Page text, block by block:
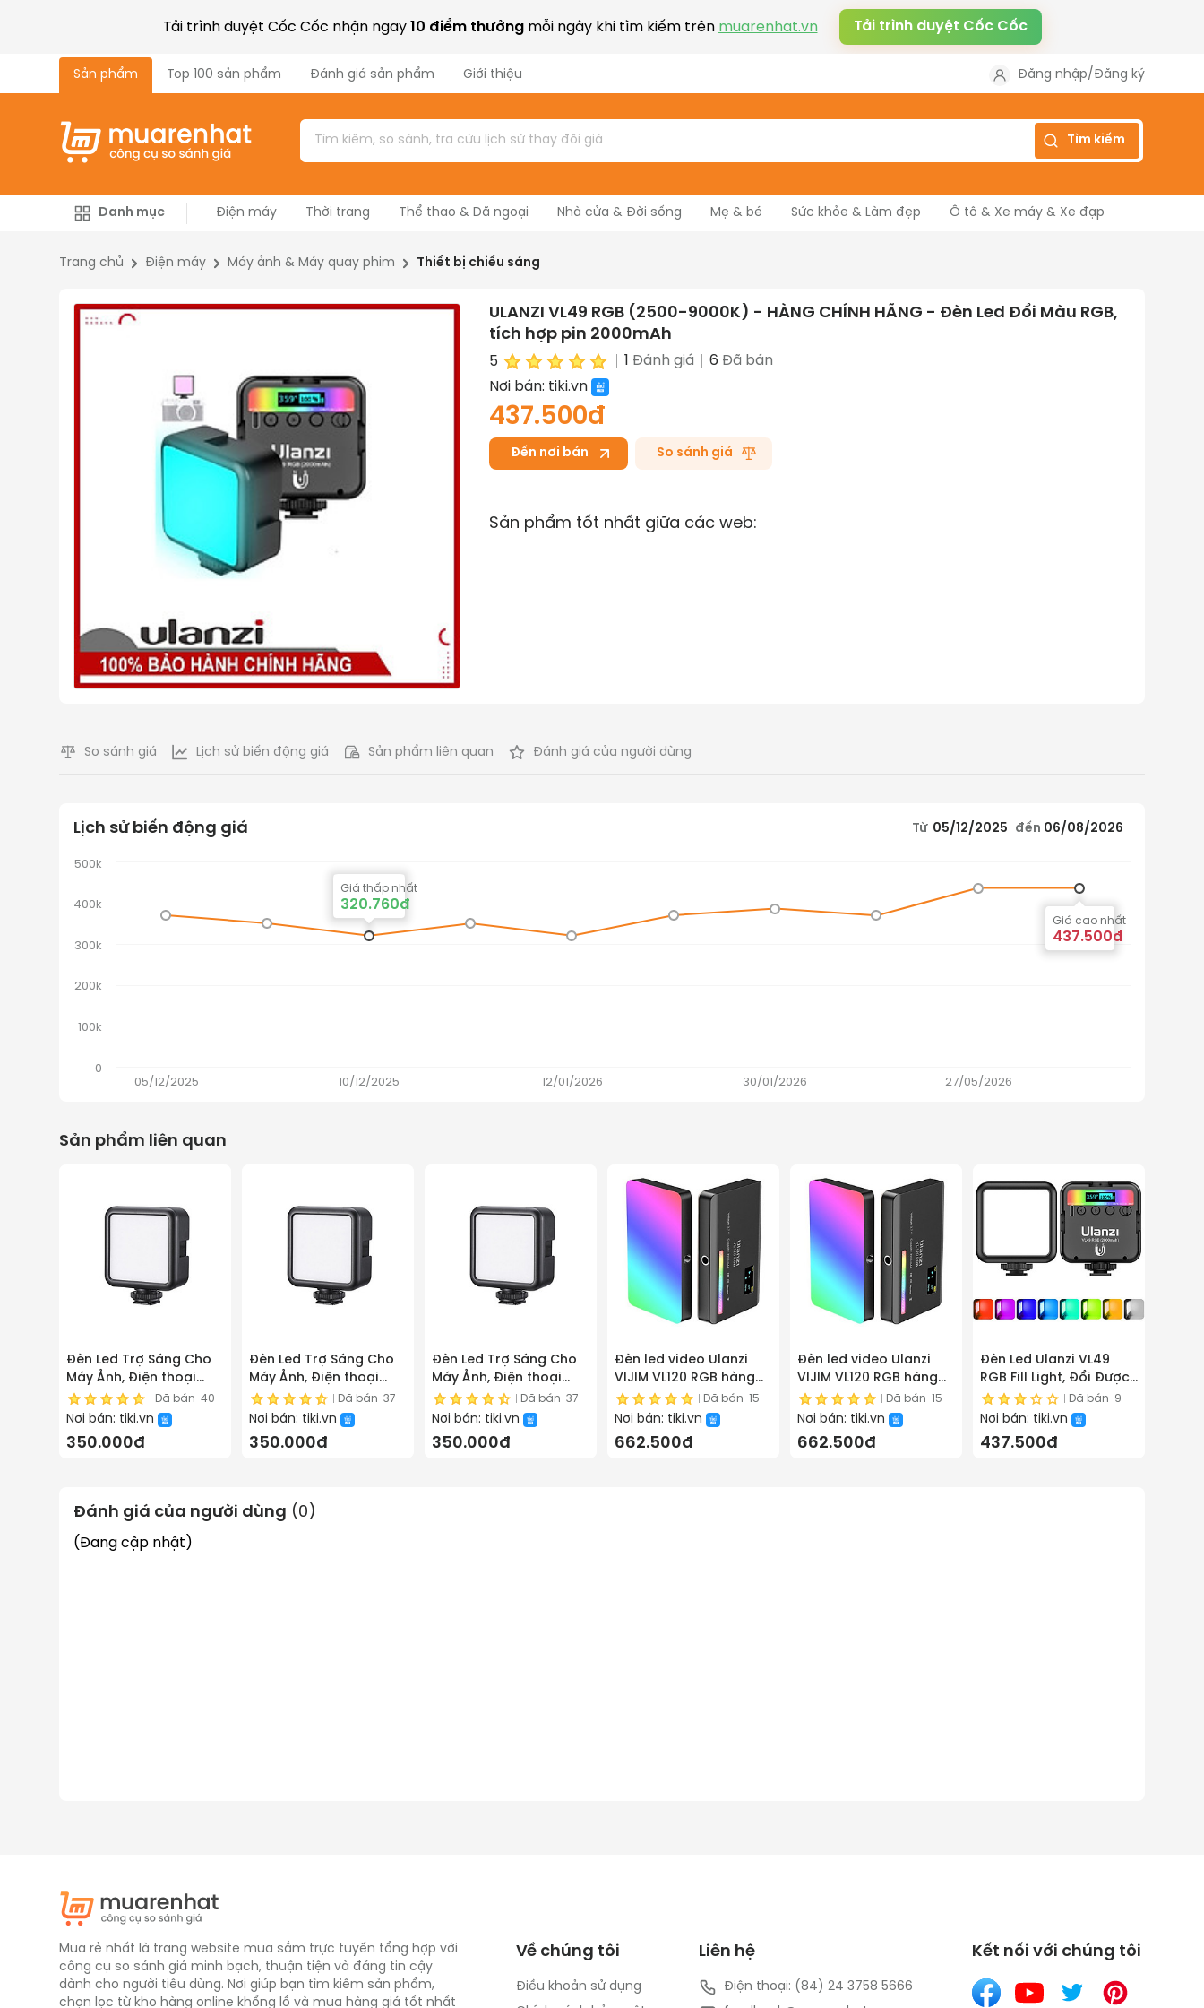
Tải trình duyệt Cốc Cốc nhận ngay 10 điểm thưởngmỗi ngày khi tìm kiếm trên muarenhat.vn Tải trình duyệt Cốc Cốc
Sản phẩm Top 100 sản phẩm Đánh giá sản phẩm Giới thiệu Đăng nhập/ Đăng ký
Tìm kiếm
Danh mục Điện máy Thời trang Thể thao & Dã ngoại Nhà cửa & Đời sống Mẹ & bé Sức khỏe & Làm đẹp Ô tô & Xe máy & Xe đạp
Trang chủ
Điện máy Máy ảnh & Máy quay phim Thiết bị chiếu sáng
ULANZI VL49 RGB (2500-9000K) - HÀNG CHÍNH HÃNG - Đèn Led Đổi Màu RGB,
tích hợp pin 2000mAh
5 1 Đánh giá 6 Đã bán
Nơi bán: tiki.vn
437.500đ
Đến nơi bán So sánh giá
Sản phẩm tốt nhất giữa các web:
So sánh giá Lịch sử biến động giá Sản phẩm liên quan Đánh giá của người dùng
Lịch sử biến động giá Từ 05/12/2025 đến 06/08/2026
0
100k
200k
300k
400k
500k
Giá thấp nhất
320.760đ
Giá cao nhất
437.500đ
05/12/2025 10/12/2025 12/01/2026 30/01/2026 27/05/2026
Sản phẩm liên quan
Đèn Led Trợ Sáng Cho
Máy Ảnh, Điện thoại
Ulanzi VL49 - Hàng
Nhập khẩu
Đã bán 40
Nơi bán: tiki.vn
350.000đ
Đèn Led Trợ Sáng Cho
Máy Ảnh, Điện thoại
Ulanzi VL49 - Hàng
Chính Hãng
Đã bán 37
Nơi bán: tiki.vn
350.000đ
Đèn Led Trợ Sáng Cho
Máy Ảnh, Điện thoại
Ulanzi VL49 - Hàng
Chính Hãng
Đã bán 37
Nơi bán: tiki.vn
350.000đ
Đèn led video Ulanzi
VIJIM VL120 RGB hàng
chính hãng
Đã bán 15
Nơi bán: tiki.vn
662.500đ
Đèn led video Ulanzi
VIJIM VL120 RGB hàng
chính hãng
Đã bán 15
Nơi bán: tiki.vn
662.500đ
Đèn Led Ulanzi VL49
RGB Fill Light, Đổi Được
Nhiều Tone Màu Quay
Phim & Chụp Ảnh, Tích
Hàng Chính Hãng
Đã bán 9
Nơi bán: tiki.vn
437.500đ
Đánh giá của người dùng (0 )
(Đang cập nhật)
Mua rẻ nhất là trang website mua sắm trực tuyến tổng hợp với
công cụ so sánh giá minh bạch, thuận tiện và đáng tin cậy
dành cho người tiêu dùng. Nơi giúp bạn tìm kiếm sản phẩm,
chọn lọc từ kho hàng online khổng lồ và mua hàng giá tốt nhất
Về chúng tôi
Điều khoản sử dụng
Liên hệ
Điện thoại: (84) 24 3758 5666
Kết nối với chúng tôi